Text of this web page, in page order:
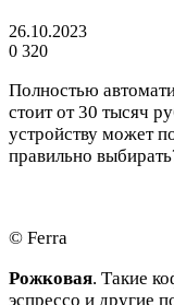
26.10.2023
0 320
Полностью
стоит от 30 тысяч
устройству может
правильно
© Ferra
Рожковая. Такие
эспрессо и другие